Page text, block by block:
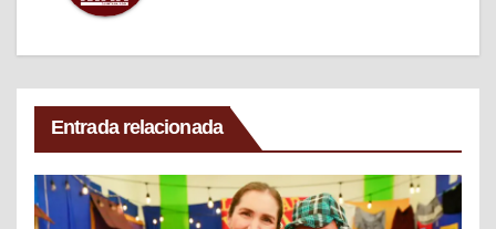
Entrada relacionada